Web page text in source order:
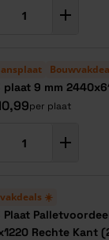
plaat 9 mm
per plaat
☀️
Plaat
Rechte Kant